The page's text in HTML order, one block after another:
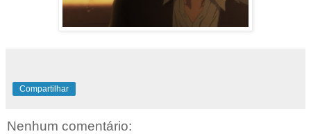
Compartilhar
Nenhum comentário: